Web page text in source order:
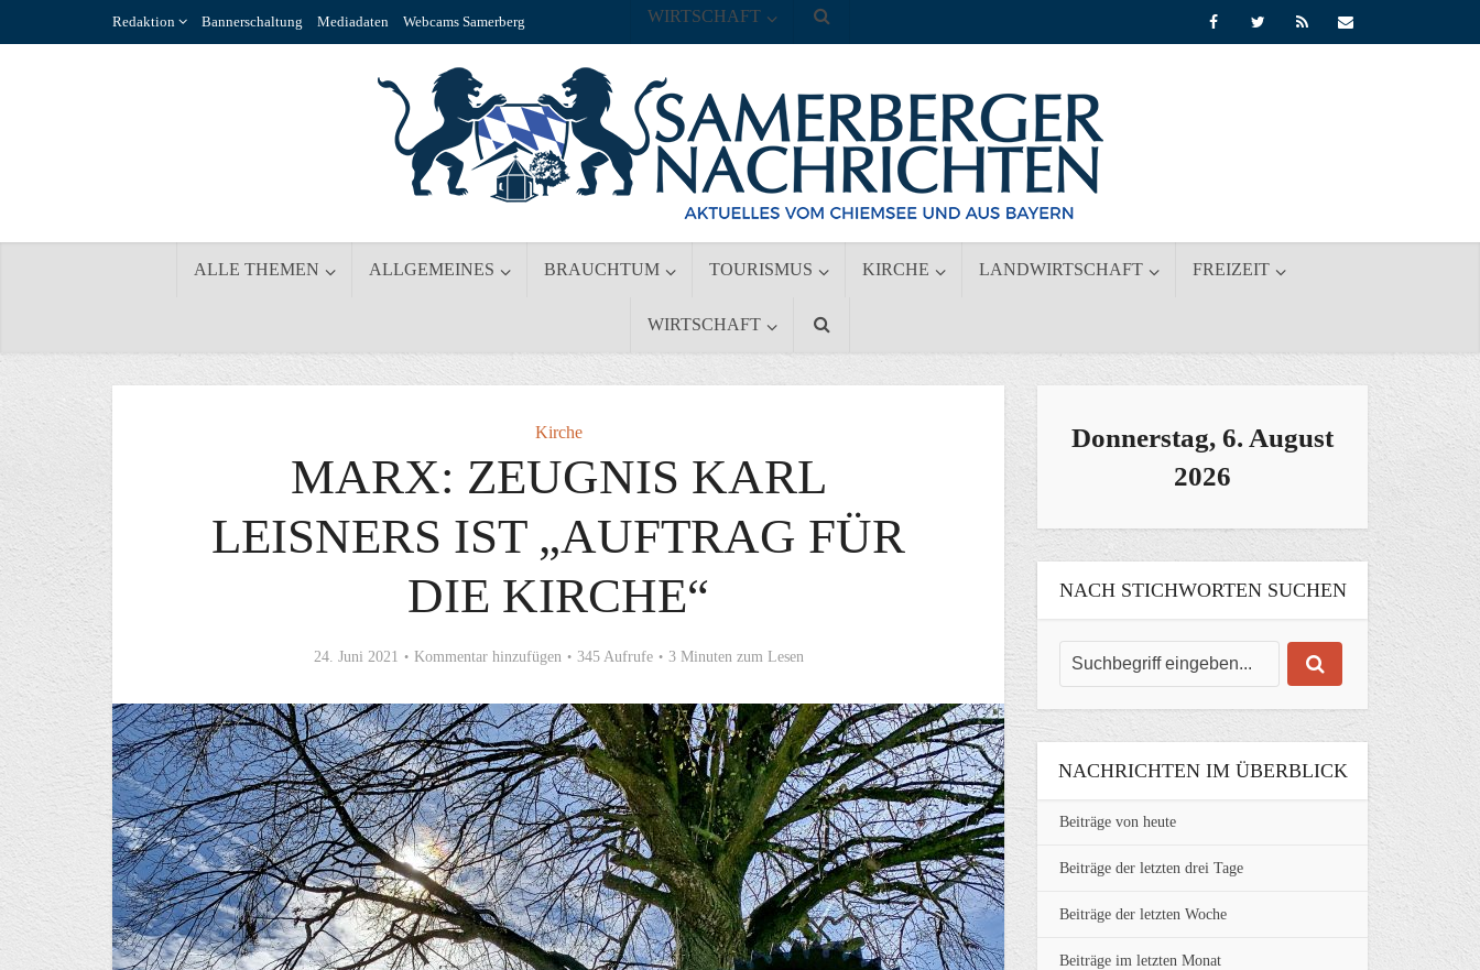
Redaktion Bannerschaltung Mediadaten Webcams Samerberg
ALLE THEMEN ALLGEMEINES BRAUCHTUM TOURISMUS KIRCHE LANDWIRTSCHAFT FREIZEIT
WIRTSCHAFT
WIRTSCHAFT
Kirche
MARX: ZEUGNIS KARL
LEISNERS IST „AUFTRAG FÜR
DIE KIRCHE“
24. Juni 2021 Kommentar hinzufügen 345 Aufrufe 3 Minuten zum Lesen
Donnerstag, 6. August
2026
NACH STICHWORTEN SUCHEN
NACHRICHTEN IM ÜBERBLICK
Beiträge von heute
Beiträge der letzten drei Tage
Beiträge der letzten Woche
Beiträge im letzten Monat